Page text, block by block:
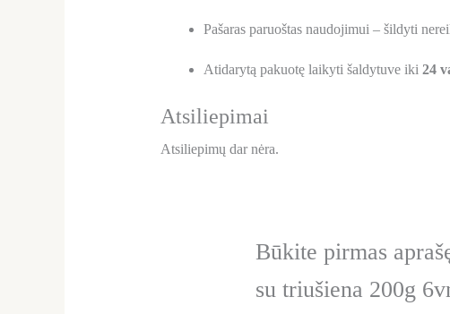
Pašaras paruoštas naudojimui – šildyti
Atidarytą pakuotę laikyti šaldytuve iki 24
Atsiliepimai
Atsiliepimų dar nėra.
Būkite pirmas
su triušiena 200g